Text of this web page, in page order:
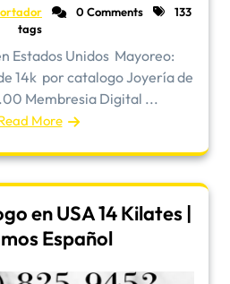
0 Comments
133
tags
Estados Unidos ​Mayoreo:
14k por catalogo Joyería de
Membresia Digital ...
More
en USA 14 Kilates |
Español